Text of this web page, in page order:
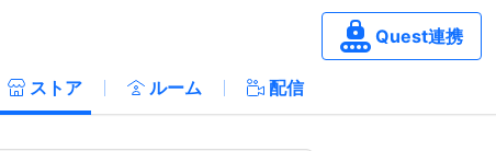
Quest連携
ストア ルーム 配信